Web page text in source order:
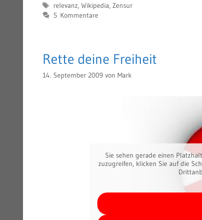
Schlagwörter
relevanz, Wikipedia, Zensur
5 Kommentare
Rette deine Freiheit
14. September 2009 von Mark
Sie sehen gerade einen
zuzugreifen, klicken Sie auf die